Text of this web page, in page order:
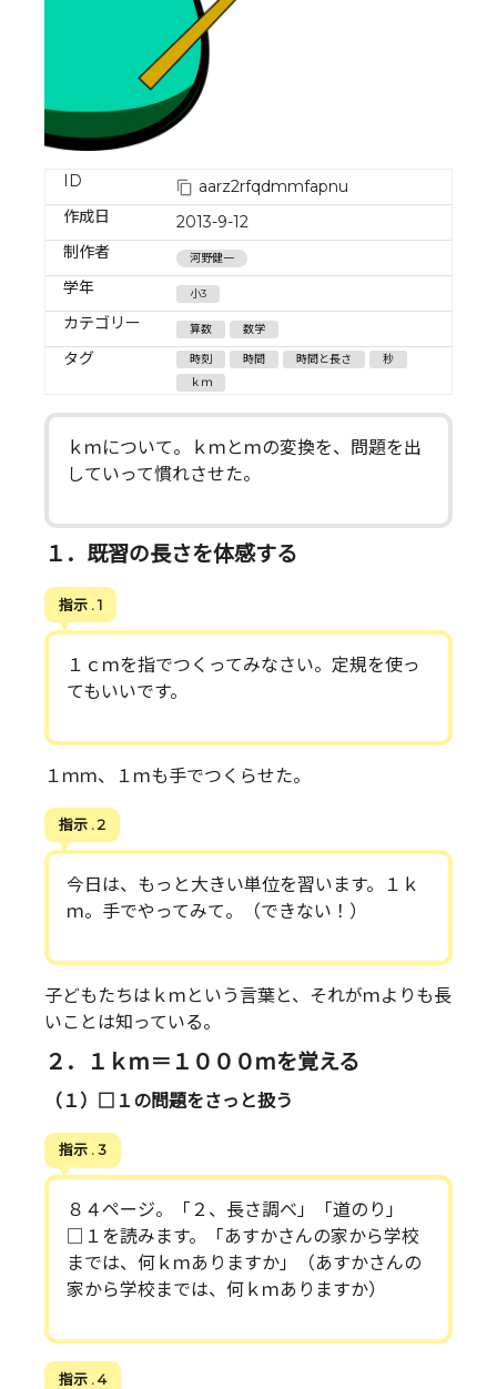
ID
aarz2rfqdmmfapnu
作成日
2013-9-12
制作者
河野健一
学年 小3
カテゴリー 算数 数学
タグ 時刻 時間 時間と長さ
秒
ｋｍ
ｋｍについて。ｋｍとｍの変換を、問題を出
していって慣れさせた。
１．既習の長さを体感する
指示 . 1
１ｃｍを指でつくってみなさい。定規を使っ
てもいいです。
１ｍｍ、１ｍも手でつくらせた。
指示 . 2
今日は、もっと大きい単位を習います。１ｋ
ｍ。手でやってみて。（できない！）
子どもたちはｋｍという言葉と、それがｍよりも長
いことは知っている。
２．１ｋｍ＝１０００ｍを覚える
（１）□１の問題をさっと扱う
指示 . 3
８４ページ。「２、長さ調べ」「道のり」
□１を読みます。「あすかさんの家から学校
までは、何ｋｍありますか」（あすかさんの
家から学校までは、何ｋｍありますか）
指示 . 4